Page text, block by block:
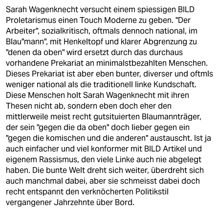
berlin
nord
wahrheit
verlag
verlag
veranstaltungen
shop
fragen & hilfe
unterstützen
abo
Sarah Wagenknecht versucht einem spiessigen BILD
Proletarismus einen Touch Moderne zu geben. "Der
Arbeiter", sozialkritisch, oftmals dennoch national, im
Blau"mann", mit Henkeltopf und klarer Abgrenzung zu
"denen da oben" wird ersetzt durch das durchaus
vorhandene Prekariat an minimalstbezahlten Menschen.
Dieses Prekariat ist aber eben bunter, diverser und oftmls
weniger national als die traditionell linke Kundschaft.
Diese Menschen holt Sarah Wagenknecht mit ihren
Thesen nicht ab, sondern eben doch eher den
mittlerweile meist recht gutsituierten Blaumannträger,
der sein "gegen die da oben" doch lieber gegen ein
"gegen die komischen und die anderen" austauscht. Ist ja
auch einfacher und viel konformer mit BILD Artikel und
eigenem Rassismus, den viele Linke auch nie abgelegt
haben. Die bunte Welt dreht sich weiter, überdreht sich
auch manchmal dabei, aber sie schmeisst dabei doch
recht entspannt den verknöcherten Politikstil
vergangener Jahrzehnte über Bord.